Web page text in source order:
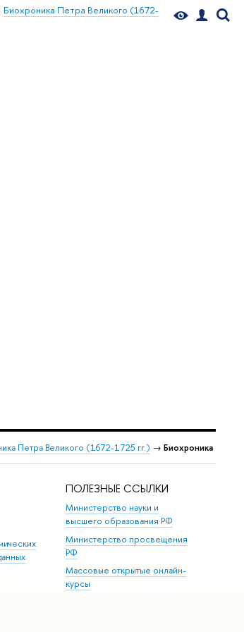
Биохроника Петра Великого (1672-
Петра Великого (1672-1725 гг.) → Биохроника
ПОЛЕЗНЫЕ ССЫЛКИ
Министерство науки и
высшего образования РФ
Министерство просвещения
РФ
Массовые открытые онлайн-
курсы